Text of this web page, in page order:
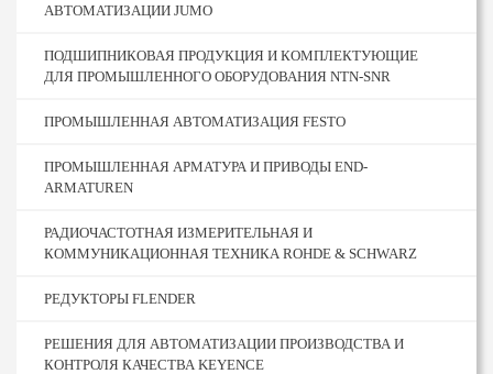
АВТОМАТИЗАЦИИ JUMO
ПОДШИПНИКОВАЯ ПРОДУКЦИЯ И КОМПЛЕКТУЮЩИЕ
ДЛЯ ПРОМЫШЛЕННОГО ОБОРУДОВАНИЯ NTN-SNR
ПРОМЫШЛЕННАЯ АВТОМАТИЗАЦИЯ FESTO
ПРОМЫШЛЕННАЯ АРМАТУРА И ПРИВОДЫ END-
ARMATUREN
РАДИОЧАСТОТНАЯ ИЗМЕРИТЕЛЬНАЯ И
КОММУНИКАЦИОННАЯ ТЕХНИКА ROHDE & SCHWARZ
РЕДУКТОРЫ FLENDER
РЕШЕНИЯ ДЛЯ АВТОМАТИЗАЦИИ ПРОИЗВОДСТВА И
КОНТРОЛЯ КАЧЕСТВА KEYENCE